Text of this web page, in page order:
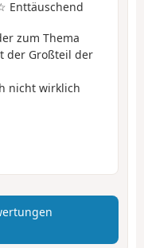
zum Thema
der Großteil der
nicht wirklich